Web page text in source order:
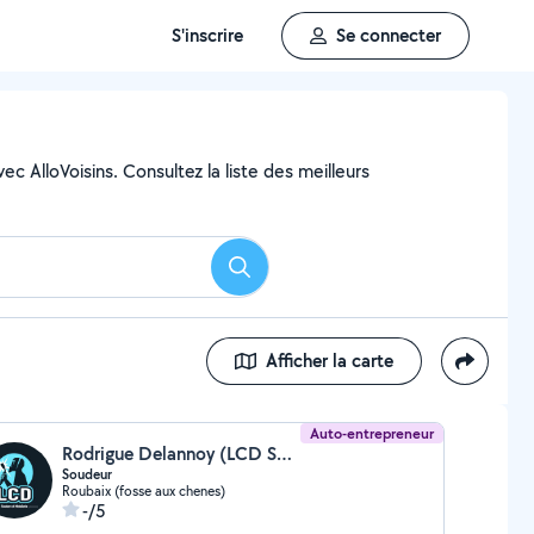
S'inscrire Se connecter
AlloVoisins. Consultez la liste des meilleurs
Rechercher
Afficher la carte
Auto-entrepreneur
Rodrigue Delannoy (LCD Soudure Et Metallerie)
Soudeur
Roubaix (fosse aux chenes)
-/5